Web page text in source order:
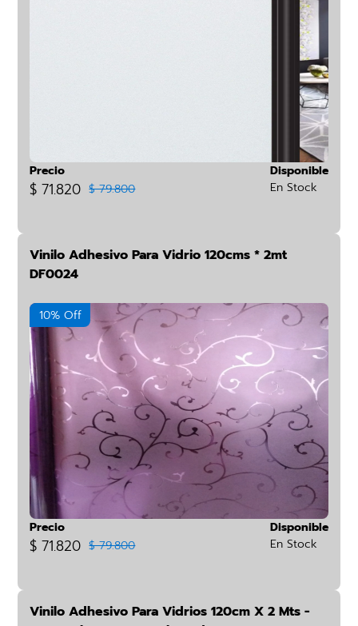
Precio
$ 71.820 $ 79.800
Disponible
En Stock
Vinilo Adhesivo Para Vidrio 120cms * 2mt
DF0024
10% Off
Precio
$ 71.820 $ 79.800
Disponible
En Stock
Vinilo Adhesivo Para Vidrios 120cm X 2 Mts -